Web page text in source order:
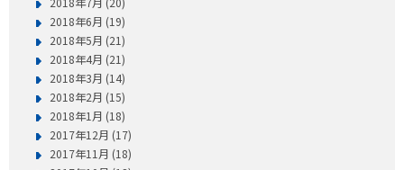
2018年6月 (19)
2018年5月 (21)
2018年4月 (21)
2018年3月 (14)
2018年2月 (15)
2018年1月 (18)
2017年12月 (17)
2017年11月 (18)